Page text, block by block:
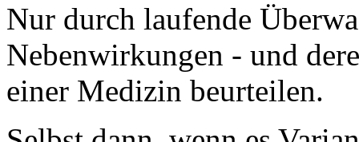
Nur durch laufende
Nebenwirkungen - und
einer Medizin beurteilen.